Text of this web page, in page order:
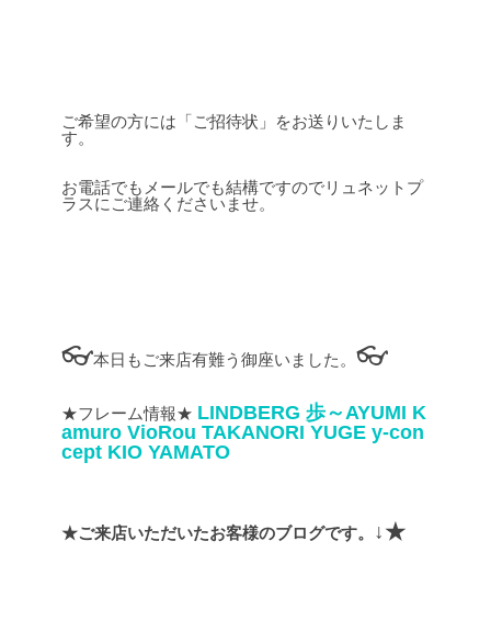
ご希望の方には「ご招待状」をお送りいたしま
す。
お電話でもメールでも結構ですのでリュネットプ
ラスにご連絡くださいませ。
👓本日もご来店有難う御座いました。 👓
★フレーム情報★ LINDBERG 歩～AYUMI K
amuro VioRou TAKANORI YUGE y-con
cept KIO YAMATO
★ご来店いただいたお客様のブログです。 ↓★